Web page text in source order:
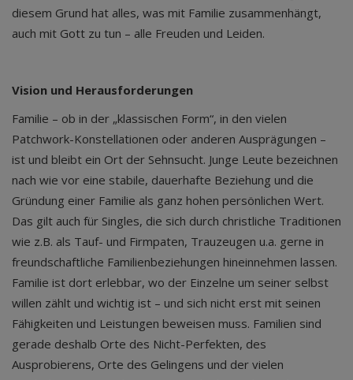
diesem Grund hat alles, was mit Familie zusammenhängt,
auch mit Gott zu tun – alle Freuden und Leiden.
Vision und Herausforderungen
Familie – ob in der „klassischen Form“, in den vielen
Patchwork-Konstellationen oder anderen Ausprägungen –
ist und bleibt ein Ort der Sehnsucht. Junge Leute bezeichnen
nach wie vor eine stabile, dauerhafte Beziehung und die
Gründung einer Familie als ganz hohen persönlichen Wert.
Das gilt auch für Singles, die sich durch christliche Traditionen
wie z.B. als Tauf- und Firmpaten, Trauzeugen u.a. gerne in
freundschaftliche Familienbeziehungen hineinnehmen lassen.
Familie ist dort erlebbar, wo der Einzelne um seiner selbst
willen zählt und wichtig ist – und sich nicht erst mit seinen
Fähigkeiten und Leistungen beweisen muss. Familien sind
gerade deshalb Orte des Nicht-Perfekten, des
Ausprobierens, Orte des Gelingens und der vielen